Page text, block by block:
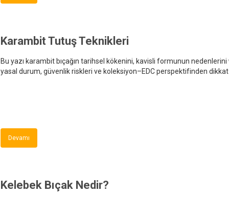
Karambit Tutuş Teknikleri
Bu yazı karambit bıçağın tarihsel kökenini, kavisli formunun
yasal durum, güvenlik riskleri ve koleksiyon–EDC perspektifinden
Devamı
Kelebek Bıçak Nedir?